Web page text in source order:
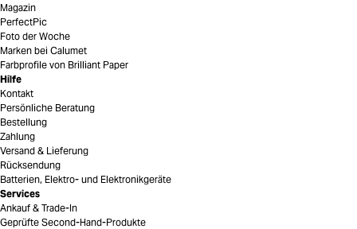
Magazin
PerfectPic
Foto der Woche
Marken bei Calumet
Farbprofile von Brilliant Paper
Hilfe
Kontakt
Persönliche Beratung
Bestellung
Zahlung
Versand & Lieferung
Rücksendung
Batterien, Elektro- und Elektronikgeräte
Services
Ankauf & Trade-In
Geprüfte Second-Hand-Produkte